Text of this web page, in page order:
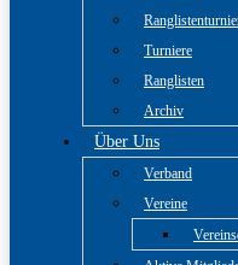
Turniere
Ranglisten
Archiv
Über Uns
Verband
Vereine